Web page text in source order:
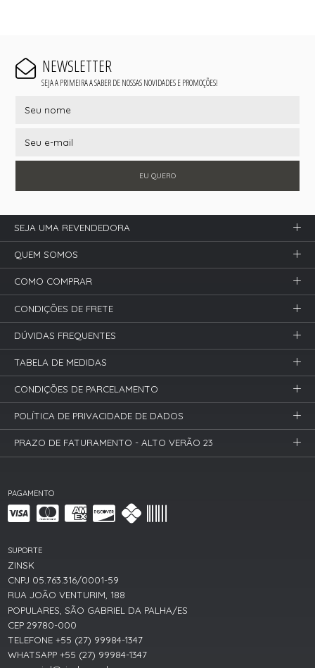
NEWSLETTER
SEJA A PRIMEIRA A SABER DE NOSSAS NOVIDADES E PROMOÇÕES!
EU QUERO
PAGAMENTO
SUPORTE
ZINSK
CNPJ 05.763.316/0001-59
RUA JOÃO VENTURIM, 188
POPULARES, SÃO GABRIEL DA PALHA/ES
CEP 29780-000
TELEFONE +55 (27) 99984-1347
WHATSAPP +55 (27) 99984-1347
SEJA UMA REVENDEDORA
QUEM SOMOS
COMO COMPRAR
CONDIÇÕES DE FRETE
DÚVIDAS FREQUENTES
TABELA DE MEDIDAS
CONDIÇÕES DE PARCELAMENTO
POLÍTICA DE PRIVACIDADE DE DADOS
PRAZO DE FATURAMENTO - ALTO VERÃO 23